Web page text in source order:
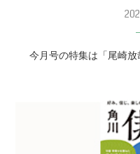
今月号の特集は「尾崎